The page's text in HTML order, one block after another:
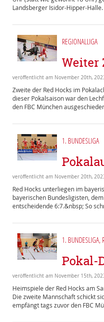
Landsberger Isidor-Hipper-
REGIONALLIGA
Weiter
veröffentlicht am November 20th,
Zweite der Red Hocks im
dieser Pokalsaison war den
den FBC München
1. BUNDESLIGA
veröffentlicht am November 20th,
Red Hocks unterliegen im
bayerischen Bundesligisten,
entscheidende 6:7.&nbsp; So
1. BUNDESLIGA,
Pokal-
veröffentlicht am November 15th,
Heimspiele der Red Hocks am
Die zweite Mannschaft schickt
empfängt tags zuvor den FBC